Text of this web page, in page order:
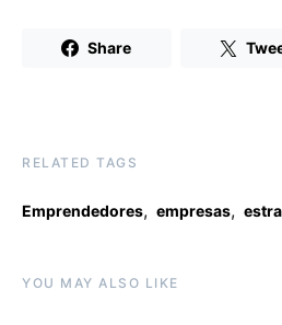
Share
RELATED TAGS
Emprendedores, empresas,
YOU MAY ALSO LIKE